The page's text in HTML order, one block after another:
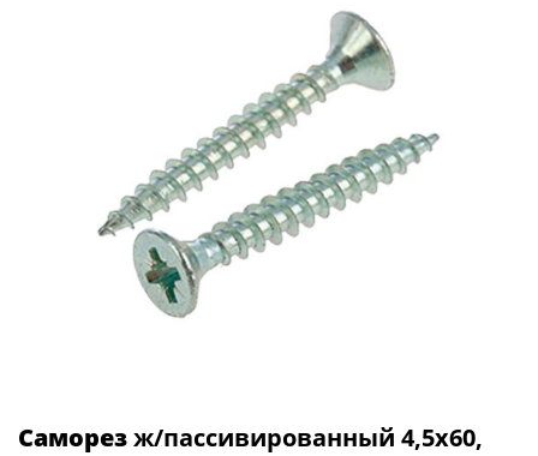
Саморезж/пассивированный 4,5х60,